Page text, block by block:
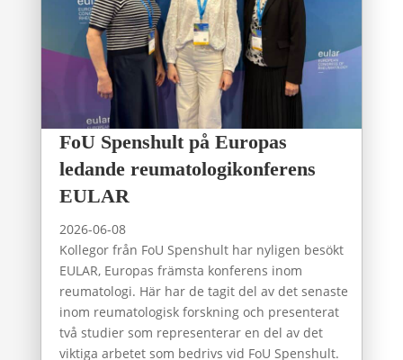
FoU Spenshult på Europas
ledande reumatologikonferens
EULAR
2026-06-08
Kollegor från FoU Spenshult har nyligen besökt
EULAR, Europas främsta konferens inom
reumatologi. Här har de tagit del av det senaste
inom reumatologisk forskning och presenterat
två studier som representerar en del av det
viktiga arbetet som bedrivs vid FoU Spenshult.